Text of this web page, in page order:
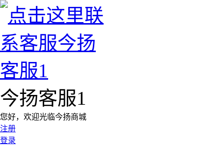
今扬客服1
您好，欢迎光临今扬商城
注册
登录